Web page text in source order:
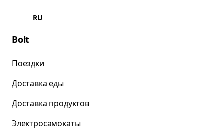
RU
Bolt
Поездки
Доставка еды
Доставка продуктов
Электросамокаты